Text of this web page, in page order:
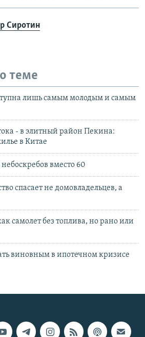
Сиротин
теме
лишь самым молодым и самым
- в элитный район Пекина:
в Китае
вместо 60
спасает не домовладельцев, а
самолет без топлива, но рано или
виновным в ипотечном кризисе